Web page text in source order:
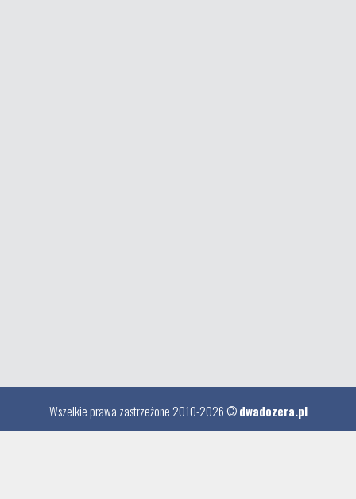
Wszelkie prawa zastrzeżone 2010-2026 ©dwadozera.pl